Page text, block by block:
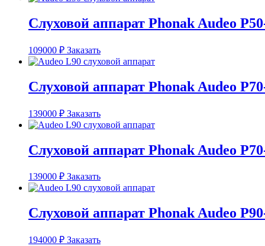
Слуховой аппарат Phonak Audeo
109000 ₽ Заказать
Слуховой аппарат Phonak Audeo
139000 ₽ Заказать
Слуховой аппарат Phonak Audeo
139000 ₽ Заказать
Слуховой аппарат Phonak Audeo
194000 ₽ Заказать